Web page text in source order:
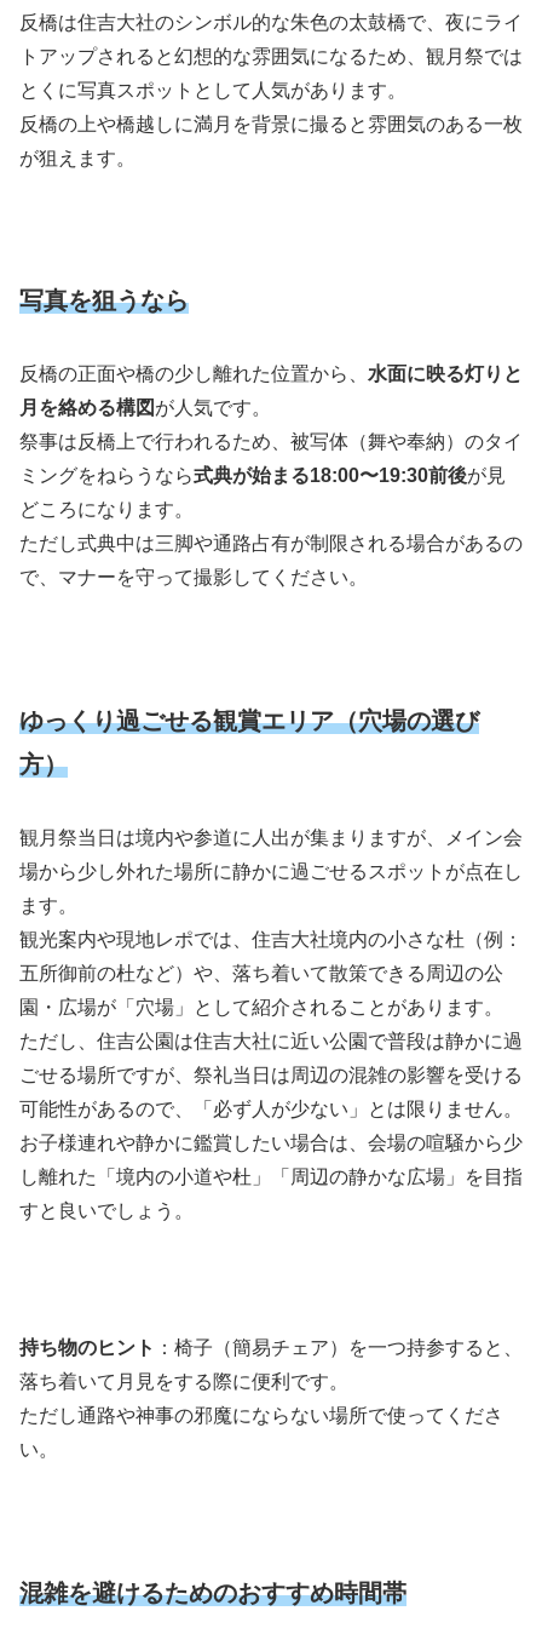
反橋は住吉大社のシンボル的な朱色の太鼓橋で、夜にライ
トアップされると幻想的な雰囲気になるため、観月祭では
とくに写真スポットとして人気があります。
反橋の上や橋越しに満月を背景に撮ると雰囲気のある一枚
が狙えます。
写真を狙うなら
反橋の正面や橋の少し離れた位置から、 水面に映る灯りと
月を絡める構図 が人気です。
祭事は反橋上で行われるため、被写体（舞や奉納）のタイ
ミングをねらうなら式典が始まる18:00〜19:30前後が見
どころになります。
ただし式典中は三脚や通路占有が制限される場合があるの
で、マナーを守って撮影してください。
ゆっくり過ごせる観賞エリア（穴場の選び
方）
観月祭当日は境内や参道に人出が集まりますが、メイン会
場から少し外れた場所に静かに過ごせるスポットが点在し
ます。
観光案内や現地レポでは、住吉大社境内の小さな杜（例：
五所御前の杜など）や、落ち着いて散策できる周辺の公
園・広場が「穴場」として紹介されることがあります。
ただし、住吉公園は住吉大社に近い公園で普段は静かに過
ごせる場所ですが、祭礼当日は周辺の混雑の影響を受ける
可能性があるので、「必ず人が少ない」とは限りません。
お子様連れや静かに鑑賞したい場合は、会場の喧騒から少
し離れた「境内の小道や杜」「周辺の静かな広場」を目指
すと良いでしょう。
持ち物のヒント ：椅子（簡易チェア）を一つ持参すると、
落ち着いて月見をする際に便利です。
ただし通路や神事の邪魔にならない場所で使ってくださ
い。
混雑を避けるためのおすすめ時間帯